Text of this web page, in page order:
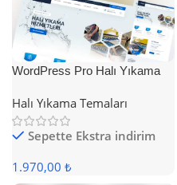
WordPress Pro Halı Yıkama
Halı Yıkama Temaları
Sepette Ekstra indirim
1.970,00 ₺